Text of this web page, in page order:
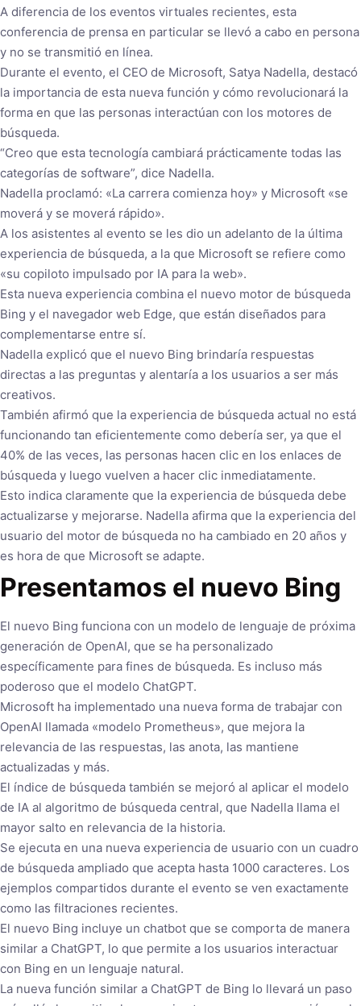
A diferencia de los eventos virtuales recientes, esta
conferencia de prensa en particular se llevó a cabo en persona
y no se transmitió en línea.
Durante el evento, el CEO de Microsoft, Satya Nadella, destacó
la importancia de esta nueva función y cómo revolucionará la
forma en que las personas interactúan con los motores de
búsqueda.
“Creo que esta tecnología cambiará prácticamente todas las
categorías de software”, dice Nadella.
Nadella proclamó: «La carrera comienza hoy» y Microsoft «se
moverá y se moverá rápido».
A los asistentes al evento se les dio un adelanto de la última
experiencia de búsqueda, a la que Microsoft se refiere como
«su copiloto impulsado por IA para la web».
Esta nueva experiencia combina el nuevo motor de búsqueda
Bing y el navegador web Edge, que están diseñados para
complementarse entre sí.
Nadella explicó que el nuevo Bing brindaría respuestas
directas a las preguntas y alentaría a los usuarios a ser más
creativos.
También afirmó que la experiencia de búsqueda actual no está
funcionando tan eficientemente como debería ser, ya que el
40% de las veces, las personas hacen clic en los enlaces de
búsqueda y luego vuelven a hacer clic inmediatamente.
Esto indica claramente que la experiencia de búsqueda debe
actualizarse y mejorarse. Nadella afirma que la experiencia del
usuario del motor de búsqueda no ha cambiado en 20 años y
es hora de que Microsoft se adapte.
Presentamos el nuevo Bing
El nuevo Bing funciona con un modelo de lenguaje de próxima
generación de OpenAI, que se ha personalizado
específicamente para fines de búsqueda. Es incluso más
poderoso que el modelo ChatGPT.
Microsoft ha implementado una nueva forma de trabajar con
OpenAI llamada «modelo Prometheus», que mejora la
relevancia de las respuestas, las anota, las mantiene
actualizadas y más.
El índice de búsqueda también se mejoró al aplicar el modelo
de IA al algoritmo de búsqueda central, que Nadella llama el
mayor salto en relevancia de la historia.
Se ejecuta en una nueva experiencia de usuario con un cuadro
de búsqueda ampliado que acepta hasta 1000 caracteres. Los
ejemplos compartidos durante el evento se ven exactamente
como las filtraciones recientes.
El nuevo Bing incluye un chatbot que se comporta de manera
similar a ChatGPT, lo que permite a los usuarios interactuar
con Bing en un lenguaje natural.
La nueva función similar a ChatGPT de Bing lo llevará un paso